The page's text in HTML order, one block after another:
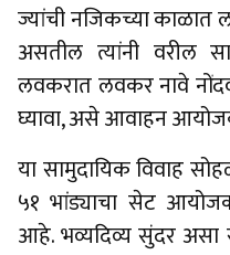
ज्यांची नजिकच्या काळात
असतील त्यांनी वरील
लवकरात लवकर नावे
घ्यावा, असे आवाहन
या सामुदायिक विवाह
५१ भांड्याचा सेट
आहे. भव्यदिव्य सुंदर असा